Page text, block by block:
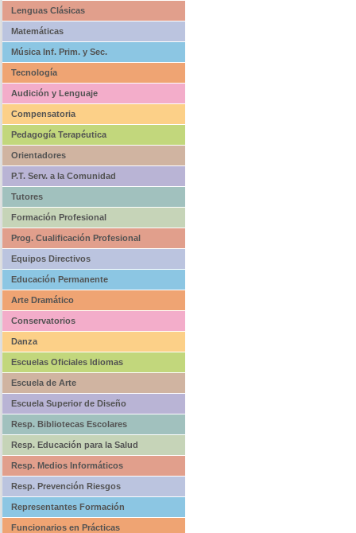
Lenguas Clásicas
Matemáticas
Música Inf. Prim. y Sec.
Tecnología
Audición y Lenguaje
Compensatoria
Pedagogía Terapéutica
Orientadores
P.T. Serv. a la Comunidad
Tutores
Formación Profesional
Prog. Cualificación Profesional
Equipos Directivos
Educación Permanente
Arte Dramático
Conservatorios
Danza
Escuelas Oficiales Idiomas
Escuela de Arte
Escuela Superior de Diseño
Resp. Bibliotecas Escolares
Resp. Educación para la Salud
Resp. Medios Informáticos
Resp. Prevención Riesgos
Representantes Formación
Funcionarios en Prácticas